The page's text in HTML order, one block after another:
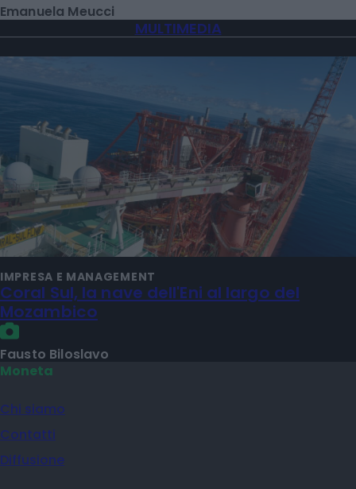
Emanuela Meucci
MULTIMEDIA
IMPRESA E MANAGEMENT
Coral Sul, la nave dell'Eni al largo del
Mozambico
Fausto Biloslavo
Moneta
Chi siamo
Contatti
Diffusione